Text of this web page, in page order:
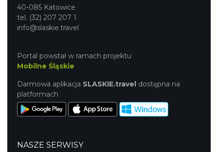
40-085 Katowice
tel. (32) 207 207 1
info@slaskie.travel
Portal powstał w ramach projektu
Mobilne Śląskie
Darmowa aplikacja SLASKIE.travel dostępna na
platformach
NASZE SERWISY